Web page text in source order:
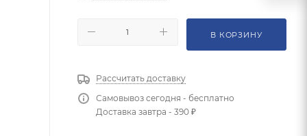
В КОРЗИНУ
Рассчитать доставку
Самовывоз сегодня - бесплатно
Доставка завтра - 390 ₽